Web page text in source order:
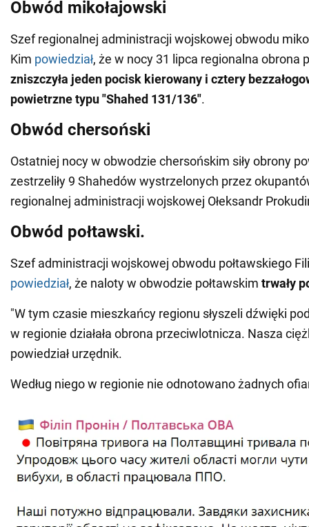
Obwód mikołajowski
Szef regionalnej administracji wojskowej obwodu
Kim powiedział, że w nocy 31 lipca regionalna obrona
zniszczyła jeden pocisk kierowany i cztery
powietrzne typu "Shahed 131/136".
Obwód chersoński
Ostatniej nocy w obwodzie chersońskim siły obrony
zestrzeliły 9 Shahedów wystrzelonych przez
regionalnej administracji wojskowej Ołeksandr
Obwód połtawski.
Szef administracji wojskowej obwodu połtawskiego
powiedział, że naloty w obwodzie połtawskim trwały
"W tym czasie mieszkańcy regionu słyszeli dźwięki
w regionie działała obrona przeciwlotnicza. Nasza
powiedział urzędnik.
Według niego w regionie nie odnotowano żadnych